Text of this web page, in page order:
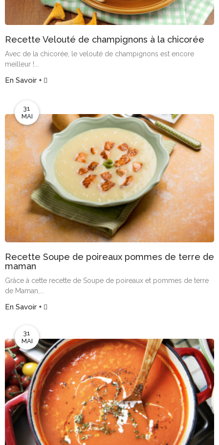
Recette Velouté de champignons à la chicorée
Avec de la chicorée, le velouté de champignons est encore
meilleur !...
En Savoir +
31
MAI
Recette Soupe de poireaux pommes de terre de
maman
Grâce à cette recette de Soupe de poireaux et pommes de terre
de Maman,...
En Savoir +
31
MAI